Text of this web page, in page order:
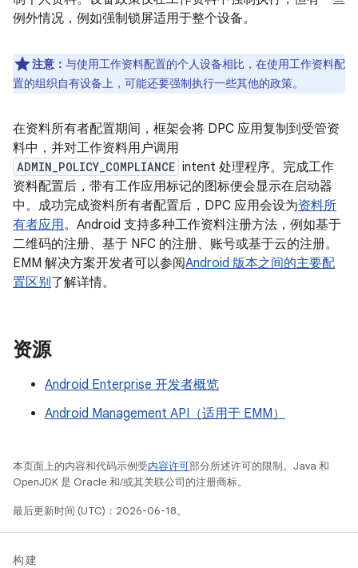
例外情况，例如强制锁屏适用于整个设备。
注意： 与使用工作资料配置的个人设备相比，在使用工作资料配
置的组织自有设备上，可能还要强制执行一些其他的政策。
在资料所有者配置期间，框架会将 DPC 应用复制到受管资
料中，并对工作资料用户调用
ADMIN_POLICY_COMPLIANCE intent 处理程序。完成工作
资料配置后，带有工作应用标记的图标便会显示在启动器
中。成功完成资料所有者配置后，DPC 应用会设为资料所
有者应用。Android 支持多种工作资料注册方法，例如基于
二维码的注册、基于 NFC 的注册、账号或基于云的注册。
EMM 解决方案开发者可以参阅Android 版本之间的主要配
置区别了解详情。
资源
Android Enterprise 开发者概览
Android Management API（适用于 EMM）
本页面上的内容和代码示例受内容许可部分所述许可的限制。Java 和
OpenJDK 是 Oracle 和/或其关联公司的注册商标。
最后更新时间 (UTC)：2026-06-18。
构建